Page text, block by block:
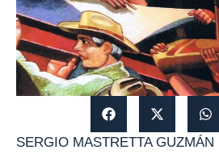
SERGIO MASTRETTA GUZMÁN